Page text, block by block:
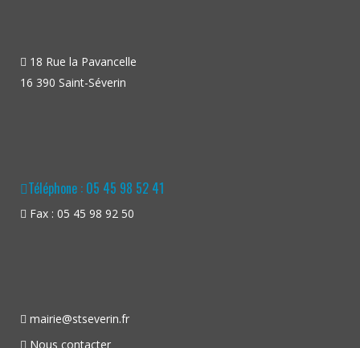
18 Rue la Pavancelle
16 390 Saint-Séverin
Téléphone : 05 45 98 52 41
Fax : 05 45 98 92 50
mairie@stseverin.fr
Nous contacter